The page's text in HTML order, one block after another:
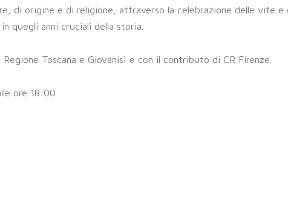
di origine e di religione, attraverso la celebrazione delle vite e
quegli anni cruciali della storia.
Toscana e Giovanisì e con il contributo di CR Firenze.
ore 18:00